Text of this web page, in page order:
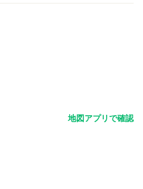
地図アプリで確認